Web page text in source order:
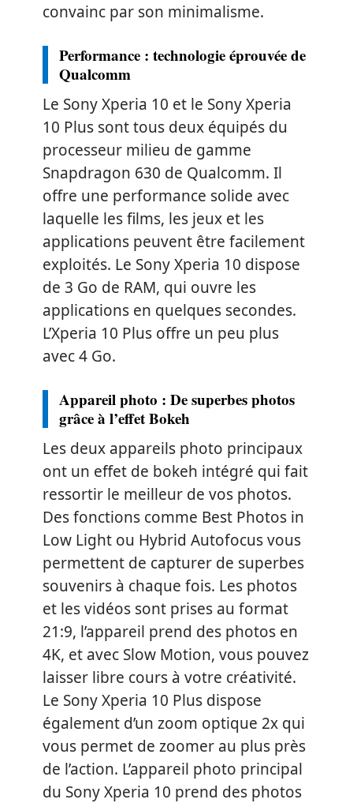
convainc par son minimalisme.
Performance : technologie éprouvée de
Qualcomm
Le Sony Xperia 10 et le Sony Xperia
10 Plus sont tous deux équipés du
processeur milieu de gamme
Snapdragon 630 de Qualcomm. Il
offre une performance solide avec
laquelle les films, les jeux et les
applications peuvent être facilement
exploités. Le Sony Xperia 10 dispose
de 3 Go de RAM, qui ouvre les
applications en quelques secondes.
L’Xperia 10 Plus offre un peu plus
avec 4 Go.
Appareil photo : De superbes photos
grâce à l’effet Bokeh
Les deux appareils photo principaux
ont un effet de bokeh intégré qui fait
ressortir le meilleur de vos photos.
Des fonctions comme Best Photos in
Low Light ou Hybrid Autofocus vous
permettent de capturer de superbes
souvenirs à chaque fois. Les photos
et les vidéos sont prises au format
21:9, l’appareil prend des photos en
4K, et avec Slow Motion, vous pouvez
laisser libre cours à votre créativité.
Le Sony Xperia 10 Plus dispose
également d’un zoom optique 2x qui
vous permet de zoomer au plus près
de l’action. L’appareil photo principal
du Sony Xperia 10 prend des photos